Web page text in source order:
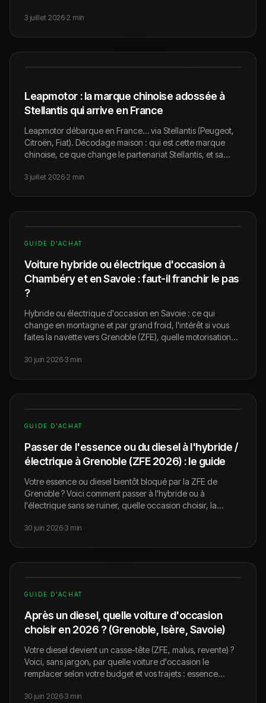
3 juillet 2026·2 min
Leapmotor : la marque chinoise adossée à
Stellantis qui arrive en France
Leapmotor débarque en France… via Stellantis (Peugeot,
Citroën, Fiat). Décodage maison : qui est cette marque
chinoise, ce que change le partenariat Stellantis, et sa
3 juillet 2026·2 min
GUIDE D'ACHAT
Voiture hybride ou électrique d'occasion à
Chambéry et en Savoie : faut-il franchir le pas
?
Hybride ou électrique d'occasion en Savoie : ce qui
change en montagne et par grand froid, l'intérêt si vous
faites la navette vers Grenoble (ZFE), quelle motorisation
Aix-les-Bains, Annecy.
30 juin 2026·3 min
GUIDE D'ACHAT
Passer de l'essence ou du diesel à l'hybride /
électrique à Grenoble (ZFE 2026) : le guide
Votre essence ou diesel bientôt bloqué par la ZFE de
Grenoble ? Voici comment passer à l'hybride ou à
l'électrique sans se ruiner, quelle occasion choisir, la
ancienne voiture. Valable Grenoble, Chambéry et toute la
30 juin 2026·3 min
GUIDE D'ACHAT
Après un diesel, quelle voiture d'occasion
choisir en 2026 ? (Grenoble, Isère, Savoie)
Votre diesel devient un casse-tête (ZFE, malus, revente) ?
Voici, sans jargon, par quelle voiture d'occasion le
remplacer selon votre budget et vos trajets : essence
votre diesel.
30 juin 2026·3 min